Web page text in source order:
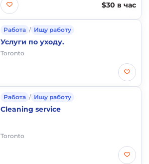
$30 в час
Работа / Ищу работу
Услуги по уходу.
Toronto
Работа / Ищу работу
Cleaning service
Toronto